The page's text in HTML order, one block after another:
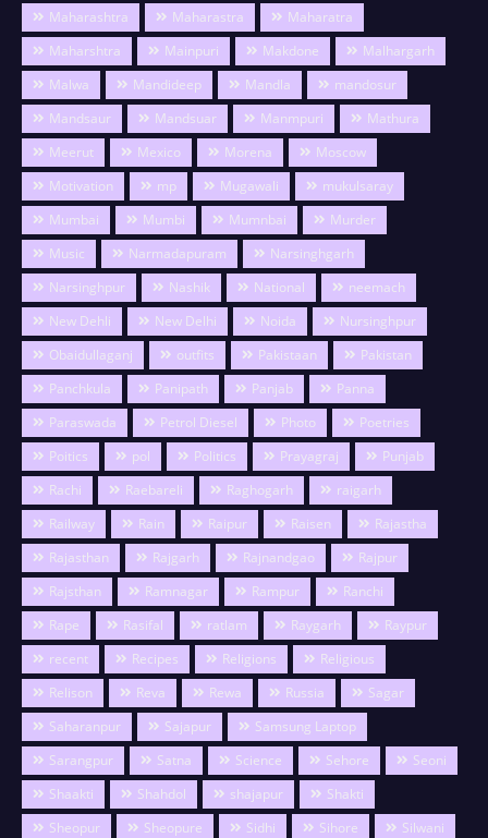
Maharashtra
Maharastra
Maharatra
Maharshtra
Mainpuri Makdone
Malhargarh
Malwa
Mandideep Mandla
mandosur
Mandsaur
Mandsuar Manmpuri
Mathura
Meerut
Mexico Morena
Moscow
Motivation
mp Mugawali
mukulsaray
Mumbai
Mumbi Mumnbai
Murder
Music
Narmadapuram
Narsinghgarh
Narsinghpur
Nashik National
neemach
New Dehli
New Delhi Noida
Nursinghpur
Obaidullaganj
outfits Pakistaan
Pakistan
Panchkula
Panipath Panjab
Panna
Paraswada
Petrol Diesel Photo
Poetries
Poitics
pol Politics Prayagraj
Punjab
Rachi
Raebareli Raghogarh
raigarh
Railway
Rain Raipur Raisen
Rajastha
Rajasthan
Rajgarh Rajnandgao
Rajpur
Rajsthan
Ramnagar Rampur
Ranchi
Rape
Rasifal ratlam Raygarh
Raypur
recent
Recipes Religions
Religious
Relison
Reva Rewa Russia
Sagar
Saharanpur
Sajapur
Samsung Laptop
Sarangpur
Satna Science Sehore
Seoni
Shaakti
Shahdol shajapur
Shakti
Sheopur
Sheopure Sidhi Sihore
Silwani